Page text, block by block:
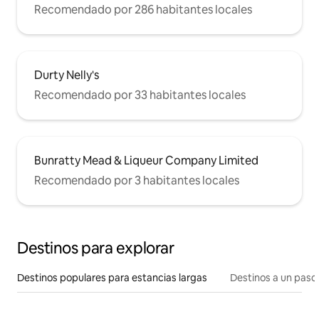
Recomendado por 286 habitantes locales
Durty Nelly's
Recomendado por 33 habitantes locales
Bunratty Mead & Liqueur Company Limited
Recomendado por 3 habitantes locales
Destinos para explorar
Destinos populares para estancias largas Destinos a un